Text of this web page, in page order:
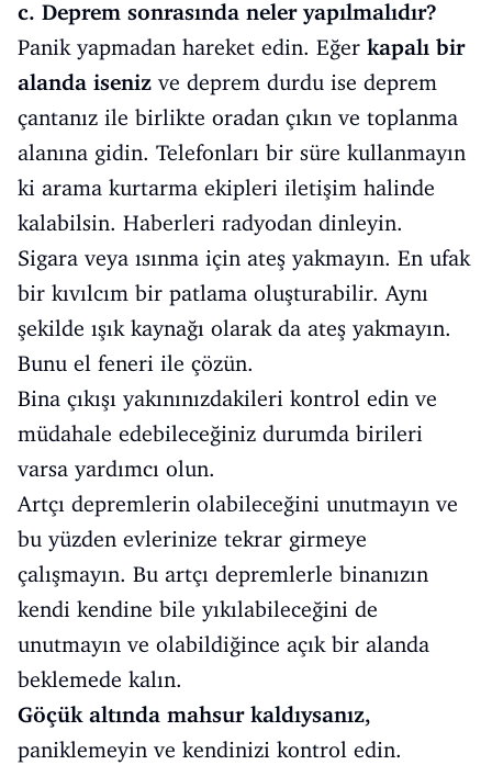
c. Deprem sonrasında neler yapılmalıdır?
Panik yapmadan hareket edin. Eğer kapalı bir
alanda iseniz ve deprem durdu ise deprem
çantanız ile birlikte oradan çıkın ve toplanma
alanına gidin. Telefonları bir süre kullanmayın
ki arama kurtarma ekipleri iletişim halinde
kalabilsin. Haberleri radyodan dinleyin.
Sigara veya ısınma için ateş yakmayın. En ufak
bir kıvılcım bir patlama oluşturabilir. Aynı
şekilde ışık kaynağı olarak da ateş yakmayın.
Bunu el feneri ile çözün.
Bina çıkışı yakınınızdakileri kontrol edin ve
müdahale edebileceğiniz durumda birileri
varsa yardımcı olun.
Artçı depremlerin olabileceğini unutmayın ve
bu yüzden evlerinize tekrar girmeye
çalışmayın. Bu artçı depremlerle binanızın
kendi kendine bile yıkılabileceğini de
unutmayın ve olabildiğince açık bir alanda
beklemede kalın.
Göçük altında mahsur kaldıysanız,
paniklemeyin ve kendinizi kontrol edin.